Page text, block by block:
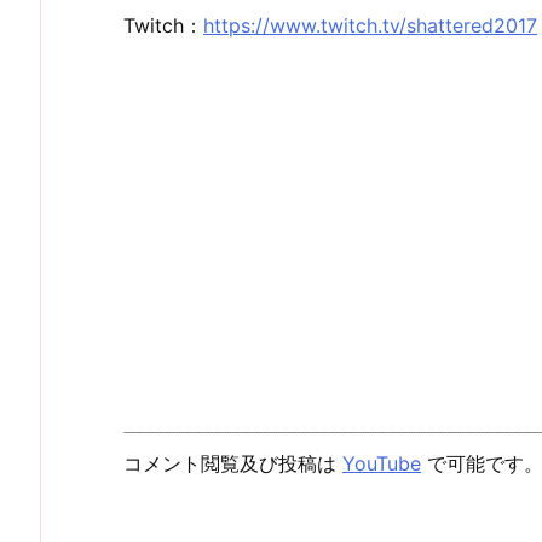
Twitch： https://www.twitch.tv/shattered2017
コメント閲覧及び投稿は YouTube で可能です。